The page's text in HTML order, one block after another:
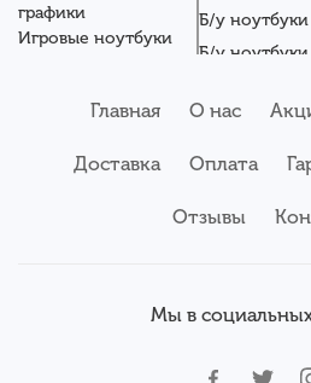
графики
Игровые ноутбуки
Мониторы
Серверы
Б/у
Б/у
Б/у ноутбуки
Б/у ноутбуки
Главная О нас
Доставка Оплата
Отзывы
Мы в социальных